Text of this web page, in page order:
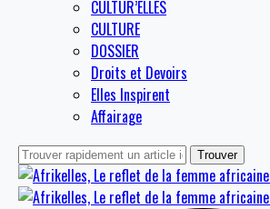
CULTUR’ELLES
CULTURE
DOSSIER
Droits et Devoirs
Elles Inspirent
Affairage